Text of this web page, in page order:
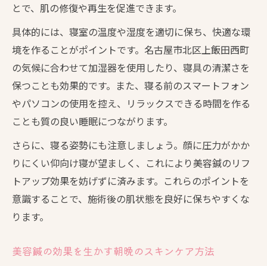
とで、肌の修復や再生を促進できます。
具体的には、寝室の温度や湿度を適切に保ち、快適な環
境を作ることがポイントです。名古屋市北区上飯田西町
の気候に合わせて加湿器を使用したり、寝具の清潔さを
保つことも効果的です。また、寝る前のスマートフォン
やパソコンの使用を控え、リラックスできる時間を作る
ことも質の良い睡眠につながります。
さらに、寝る姿勢にも注意しましょう。顔に圧力がかか
りにくい仰向け寝が望ましく、これにより美容鍼のリフ
トアップ効果を妨げずに済みます。これらのポイントを
意識することで、施術後の肌状態を良好に保ちやすくな
ります。
美容鍼の効果を生かす朝晩のスキンケア方法